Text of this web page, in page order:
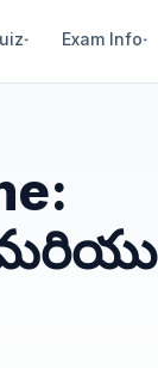
▾ Exam Info▾